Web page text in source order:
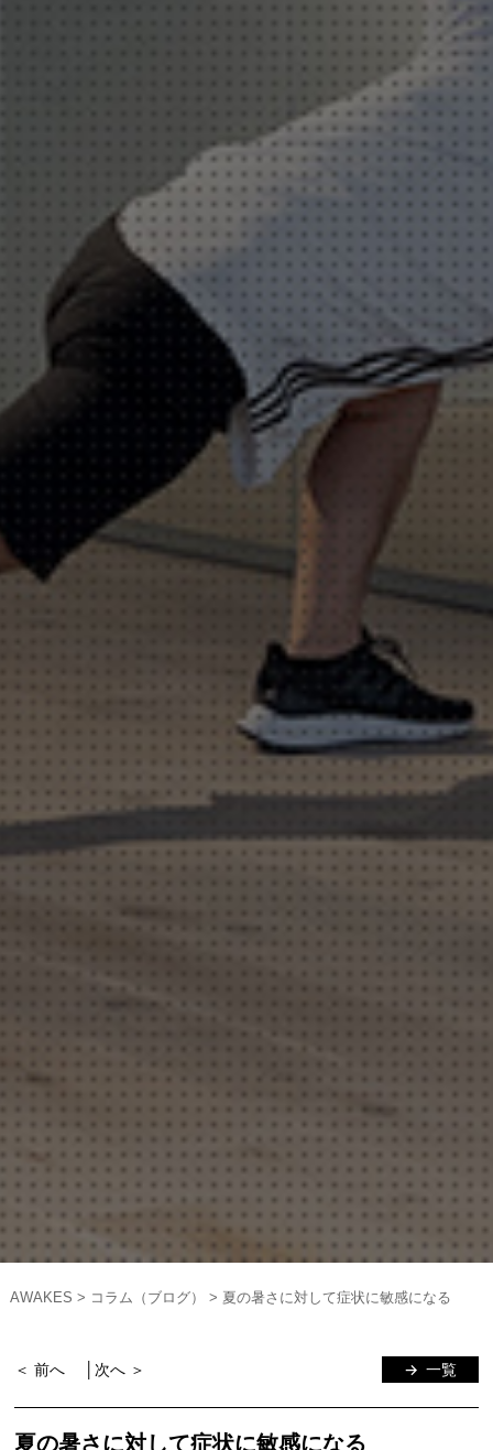
AWAKES > コラム（ブログ） > 夏の暑さに対して症状に敏感になる
＜ 前へ 次へ ＞ 一覧
夏の暑さに対して症状に敏感になる